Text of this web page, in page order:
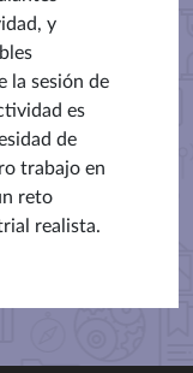
y
la sesión de
es
de
trabajo en
reto
realista.